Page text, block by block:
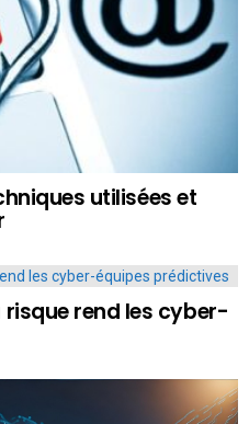
utilisées et
rend les cyber-